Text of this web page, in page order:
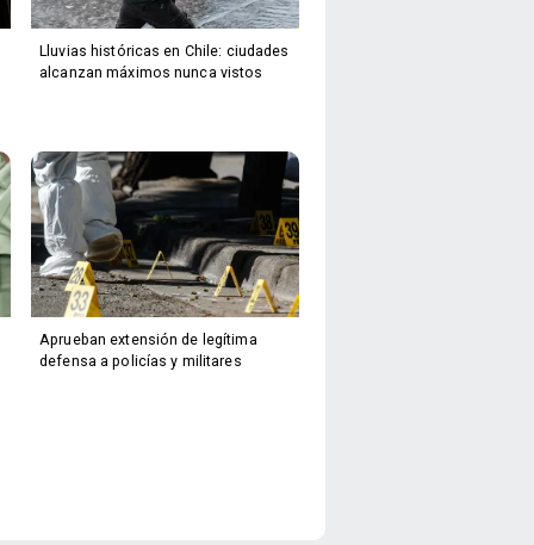
Lluvias históricas en Chile: ciudades
alcanzan máximos nunca vistos
Aprueban extensión de legítima
defensa a policías y militares